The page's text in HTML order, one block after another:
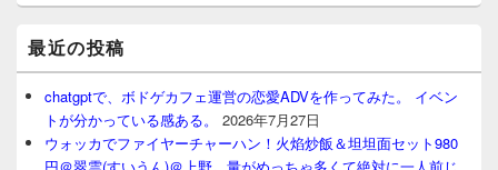
最近の投稿
chatgptで、ボドゲカフェ運営の恋愛ADVを作ってみた。 イベン
トが分かっている感ある。
2026年7月27日
ウォッカでファイヤーチャーハン！火焰炒飯＆坦坦面セット980